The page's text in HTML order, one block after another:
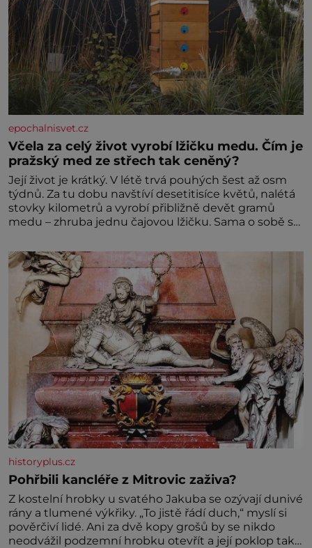
epochalnisvet.cz
Včela za celý život vyrobí lžičku medu. Čím je
pražský med ze střech tak ceněný?
Její život je krátký. V létě trvá pouhých šest až osm
týdnů. Za tu dobu navštíví desetitisíce květů, nalétá
stovky kilometrů a vyrobí přibližně devět gramů
medu – zhruba jednu čajovou lžičku. Sama o sobě se
dalšími desítkami tisíc příslušnic svého včelstva,
vznikne jeden z nejdokonalejších organismů
historyplus.cz
Pohřbili kancléře z Mitrovic zaživa?
Z kostelní hrobky u svatého Jakuba se ozývají dunivé
rány a tlumené výkřiky. „To jistě řádí duch,“ myslí si
pověrčiví lidé. Ani za dvě kopy grošů by se nikdo
neodvážil podzemní hrobku otevřít a její poklop tak